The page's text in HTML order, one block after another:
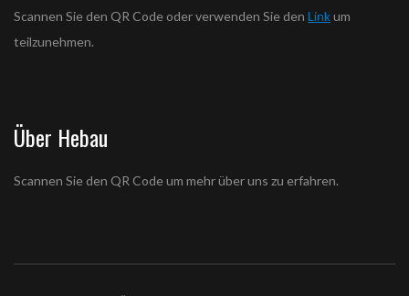
Scannen Sie den QR Code oder verwenden Sie den Linkum
teilzunehmen.
Über Hebau
Scannen Sie den QR Code um mehr über uns zu erfahren.